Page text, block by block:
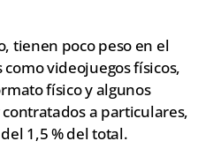
tienen poco peso en el
videojuegos físicos,
físico y algunos
a particulares,
1,5 % del total.